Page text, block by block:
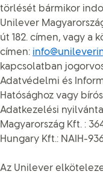
törlését bármikor
Unilever
út 182. címen, vagy a
címen:
kapcsolatban
Adatvédelmi és
Hatósághoz vagy
Adatkezelési
Magyarország Kft. :
Hungary Kft.: NAIH-
Az Unilever